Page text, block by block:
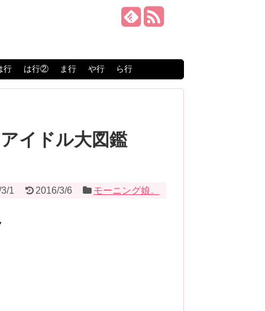
行 は行② ま行 や行 ら行
イドル大図鑑
1 2016/3/6 モーニング娘。